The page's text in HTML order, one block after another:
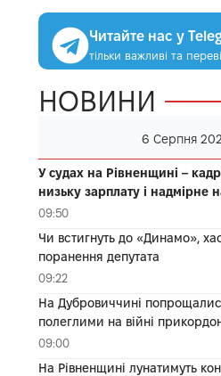
Читайте нас у
тільки важливі та
НОВИНИ
6 Серпня
У судах на Рівненщині –
низьку зарплату і надмірне
09:50
Чи встигнуть до «Динамо»,
поранення депутата
09:22
На Дубровиччині
полеглими на війні
09:00
На Рівненщині лунатимуть